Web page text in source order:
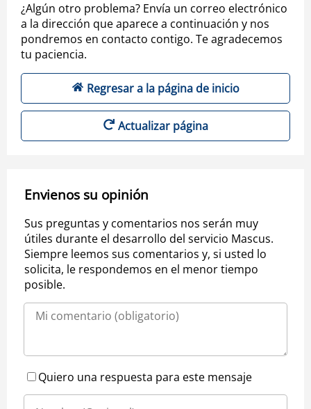
¿Algún otro problema? Envía un correo electrónico
a la dirección que aparece a continuación y nos
pondremos en contacto contigo. Te agradecemos
tu paciencia.
Regresar a la página de inicio
Actualizar página
Envienos su opinión
Sus preguntas y comentarios nos serán muy
útiles durante el desarrollo del servicio Mascus.
Siempre leemos sus comentarios y, si usted lo
solicita, le respondemos en el menor tiempo
posible.
Quiero una respuesta para este mensaje